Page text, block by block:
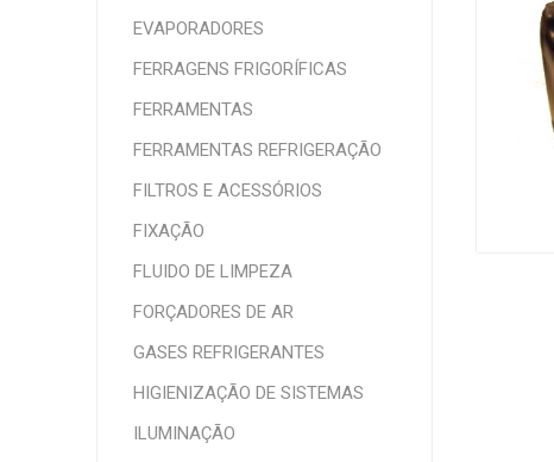
EVAPORADORES
FERRAGENS FRIGORÍFICAS
FERRAMENTAS
FERRAMENTAS REFRIGERAÇÃO
FILTROS E ACESSÓRIOS
FIXAÇÃO
FLUIDO DE LIMPEZA
FORÇADORES DE AR
GASES REFRIGERANTES
HIGIENIZAÇÃO DE SISTEMAS
ILUMINAÇÃO